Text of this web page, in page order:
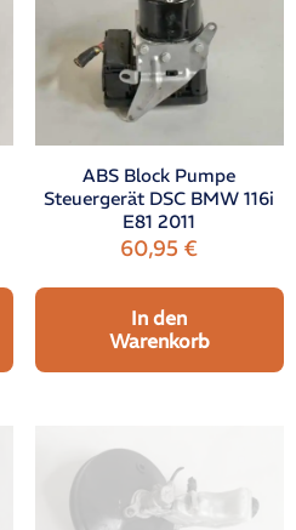
ABS Block Pumpe
Steuergerät DSC BMW 116i
E81 2011
60,95€
In den
Warenkorb